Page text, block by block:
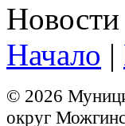
Начало |
© 2026
округ